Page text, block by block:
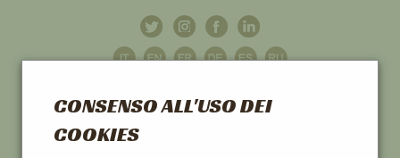
CONSENSO ALL'USO DEI
COOKIES